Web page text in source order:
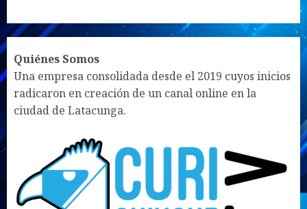
UNMUTE SETTINGS
Quiénes Somos
Una empresa consolidada desde el 2019 cuyos inicios
radicaron en creación de un canal online en la
ciudad de Latacunga.